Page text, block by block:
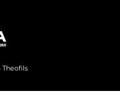
Theofils